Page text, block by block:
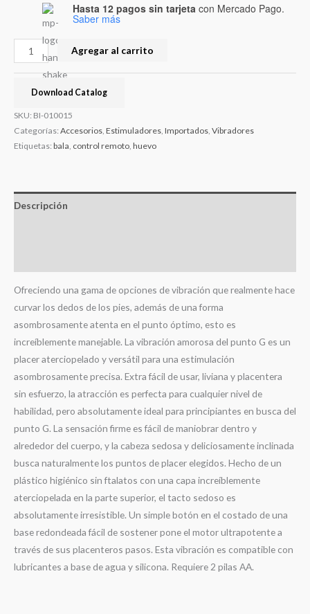
Hasta 12 pagos sin tarjeta con Mercado Pago.
Saber más
Agregar al carrito
Download Catalog
SKU: BI-010015
Categorías: Accesorios, Estimuladores, Importados, Vibradores
Etiquetas: bala, control remoto, huevo
Descripción
Ofreciendo una gama de opciones de vibración que realmente hace
curvar los dedos de los pies, además de una forma
asombrosamente atenta en el punto óptimo, esto es
increíblemente manejable. La vibración amorosa del punto G es un
placer aterciopelado y versátil para una estimulación
asombrosamente precisa. Extra fácil de usar, liviana y placentera
sin esfuerzo, la atracción es perfecta para cualquier nivel de
habilidad, pero absolutamente ideal para principiantes en busca del
punto G. La sensación firme es fácil de maniobrar dentro y
alrededor del cuerpo, y la cabeza sedosa y deliciosamente inclinada
busca naturalmente los puntos de placer elegidos. Hecho de un
plástico higiénico sin ftalatos con una capa increíblemente
aterciopelada en la parte superior, el tacto sedoso es
absolutamente irresistible. Un simple botón en el costado de una
base redondeada fácil de sostener pone el motor ultrapotente a
través de sus placenteros pasos. Esta vibración es compatible con
lubricantes a base de agua y silicona. Requiere 2 pilas AA.